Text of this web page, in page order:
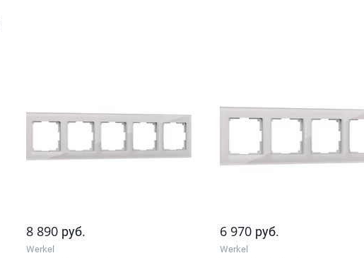
8 890 руб.
Werkel
6 970 руб.
Werkel